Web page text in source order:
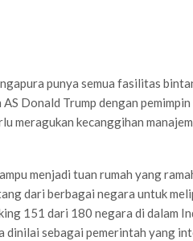
punya semua fasilitas
Donald Trump dengan
meragukan kecanggihan
menjadi tuan rumah yang
dari berbagai negara untuk
151 dari 180 negara di dalam
dinilai sebagai pemerintah yang